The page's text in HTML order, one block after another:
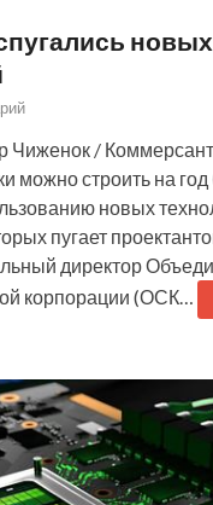
новых
Чиженок /
можно строить на
новых
пугает
директор
корпорации (ОСК…